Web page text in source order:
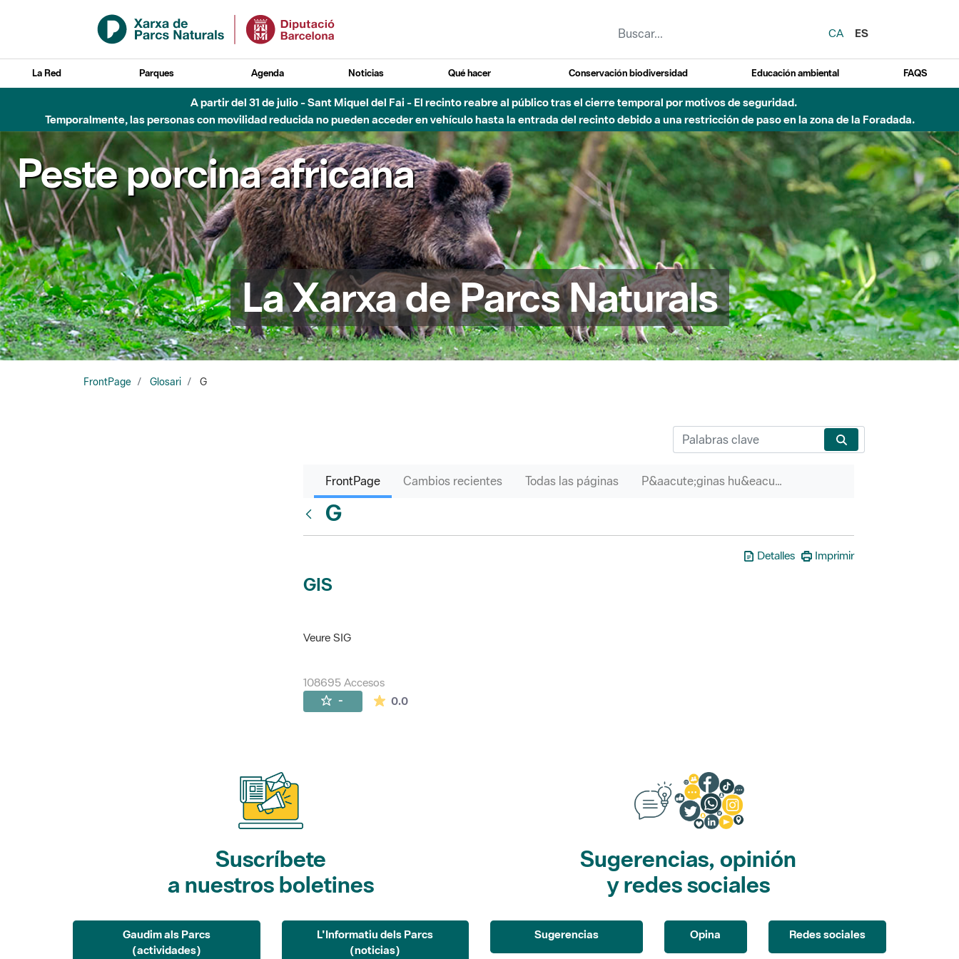
Saltar al contenido principal
CA
ES
La Red Parques Agenda Noticias Qué hacer Conservación biodiversidad Educación ambiental FAQS
A partir del 31 de julio - Sant Miquel del Fai - El recinto reabre al público tras el cierre temporal por motivos de seguridad.
Temporalmente, las personas con movilidad reducida no pueden acceder en vehículo hasta la entrada del recinto debido a una restricción de paso en la zona de la Foradada.
Peste porcina africana
La Xarxa de Parcs Naturals
FrontPage Glosari G
FrontPage Cambios recientes Todas las páginas P&aacute;ginas hu&eacute;rfanas
G
Detalles Imprimir
GIS
Veure SIG
108695 Accesos
- 0.0La valoración media es de 0 estrellas de 5.
Suscríbete
a nuestros boletines
Gaudim als Parcs
(actividades)
L'Informatiu dels Parcs
(noticias)
Sugerencias, opinión
y redes sociales
Sugerencias Opina Redes sociales